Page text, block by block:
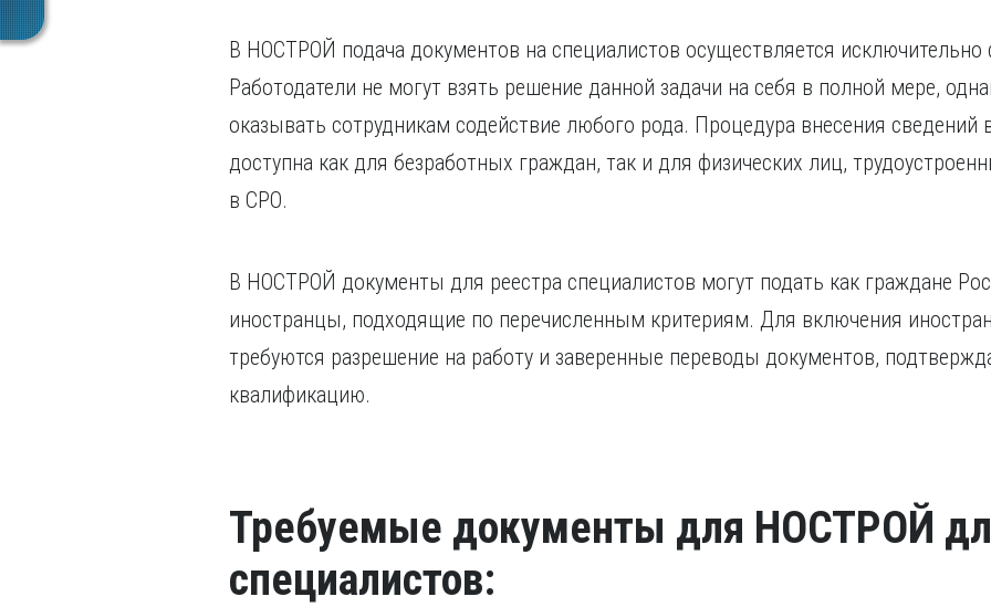
В НОСТРОЙ подача документов на специалистов осуществляется
Работодатели не могут взять решение данной задачи на себя в полной мере,
оказывать сотрудникам содействие любого рода. Процедура внесения
доступна как для безработных граждан, так и для физических лиц,
в СРО.
В НОСТРОЙ документы для реестра специалистов могут подать как граждане
иностранцы, подходящие по перечисленным критериям. Для включения
требуются разрешение на работу и заверенные переводы документов,
квалификацию.
Требуемые документы для НОСТРОЙ
специалистов: